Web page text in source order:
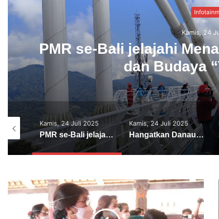
Seni &
Kamis, 24
Hangatkan Danau
kejutan di Panggung
PMR se-Bali jelajahi Menara perpaduan Teknologi dan Budaya “Turyapada”
Kamis, 24 Juli 2025
Hangatkan Danau Buyan, Nanoe Biroe beri kejutan di Panggung Jumbara V PMI Provinsi Bali
Kamis, 10 Agustus 2023
Sambut HUT Kemerdekaan RI Polsek Marga Pasang Lampu LED Merah Putih